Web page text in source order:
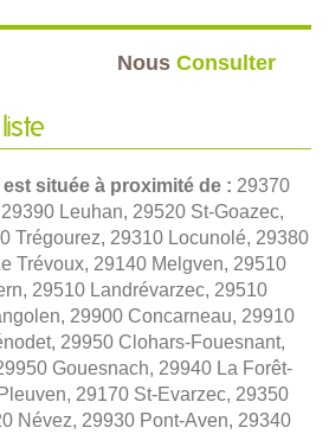
Nous Consulter
située à proximité de : 29370
Leuhan, 29520 St-Goazec,
Trégourez, 29310 Locunolé, 29380
Trévoux, 29140 Melgven, 29510
29510 Landrévarzec, 29510
29900 Concarneau, 29910
29950 Clohars-Fouesnant,
Gouesnach, 29940 La Forêt-
29170 St-Evarzec, 29350
Névez, 29930 Pont-Aven, 29340